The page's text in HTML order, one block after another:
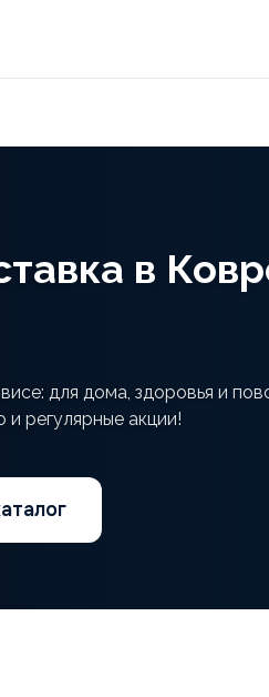
в
для дома, здоровья и
и регулярные акции!